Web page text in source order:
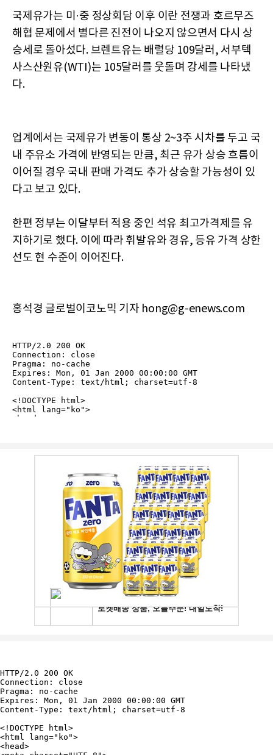
국제유가는 미·중 정상회담 이후 이란 전쟁과 호르무즈
해협 문제에서 별다른 진전이 나오지 않으면서 다시 상
승세로 돌아섰다. 브렌트유는 배럴당 109달러, 서부텍
사스산원유(WTI)는 105달러를 웃돌며 강세를 나타냈
다.
업계에서는 국제유가 변동이 통상 2~3주 시차를 두고 국
내 주유소 가격에 반영되는 만큼, 최근 유가 상승 흐름이
이어질 경우 국내 판매 가격도 추가 상승할 가능성이 있
다고 보고 있다.
한편 정부는 이달부터 적용 중인 석유 최고가격제를 유
지하기로 했다. 이에 따라 휘발유와 경유, 등유 가격 상한
선도 현 수준이 이어진다.
홍석경 글로벌이코노믹 기자 hong@g-enews.com